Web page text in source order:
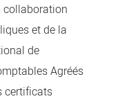
collaboration
et de la
de
Agréés
certificats